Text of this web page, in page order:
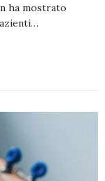
ha mostrato